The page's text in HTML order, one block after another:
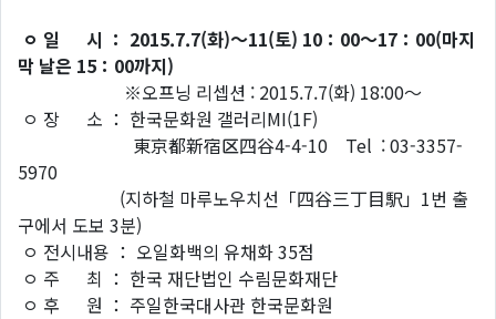
ㅇ 일 시 ： 2015.7.7(화)～11(토) 10：00～17：00(마지
막 날은 15：00까지)
※오프닝 리셉션 : 2015.7.7(화) 18:00～
ㅇ 장 소 ： 한국문화원 갤러리MI(1F)
東京都新宿区四谷4-4-10 Tel : 03-3357-
5970
(지하철 마루노우치선「四谷三丁目駅」1번 출
구에서 도보 3분)
ㅇ 전시내용 ： 오일화백의 유채화 35점
ㅇ 주 최 ： 한국 재단법인 수림문화재단
ㅇ 후 원 ： 주일한국대사관 한국문화원